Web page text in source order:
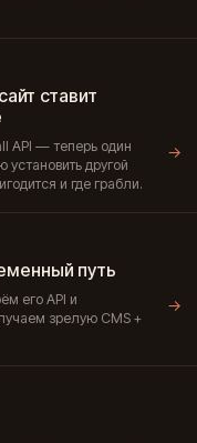
ставит
API — теперь один
другой
и где грабли.
→
путь
его API и
зрелую CMS +
→